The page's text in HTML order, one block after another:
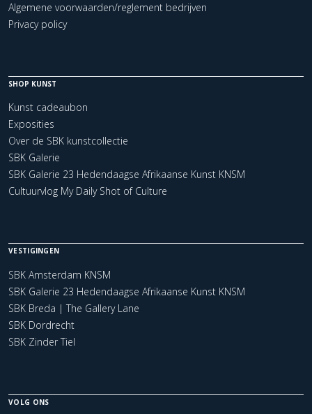
Algemene voorwaarden/reglement bedrijven
Privacy policy
SHOP KUNST
Kunst cadeaubon
Exposities
Over de SBK kunstcollectie
SBK Galerie
SBK Galerie 23 Hedendaagse Afrikaanse Kunst KNSM
Cultuurvlog My Daily Shot of Culture
VESTIGINGEN
SBK Amsterdam KNSM
SBK Galerie 23 Hedendaagse Afrikaanse Kunst KNSM
SBK Breda | The Gallery Lane
SBK Dordrecht
SBK Zinder Tiel
VOLG ONS